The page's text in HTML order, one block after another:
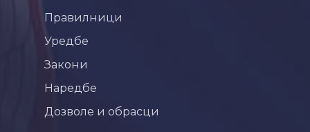
Правилници
Уредбе
Закони
Наредбе
Дозволе и обрасци